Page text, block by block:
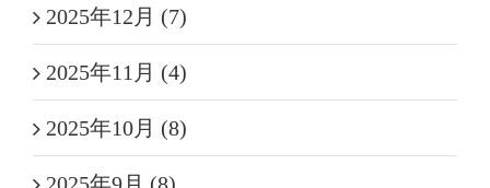
2025年12月 (7)
2025年11月 (4)
2025年10月 (8)